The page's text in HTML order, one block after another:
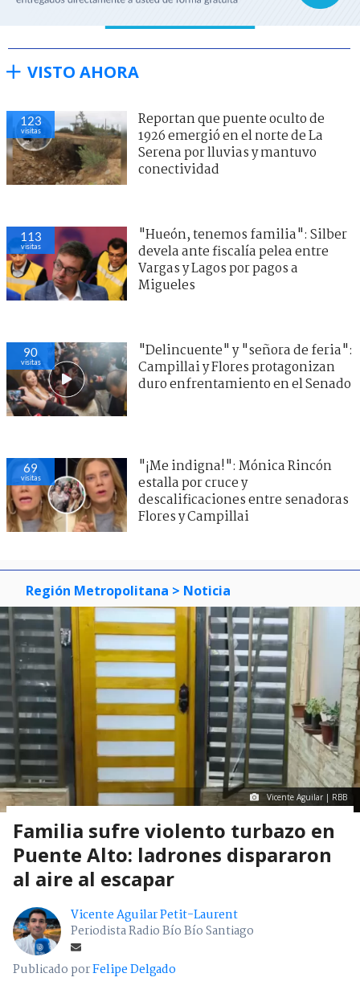
VISTO AHORA
123
visitas
Reportan que puente oculto de
1926 emergió en el norte de La
Serena por lluvias y mantuvo
conectividad
113
visitas
"Hueón, tenemos familia": Silber
devela ante fiscalía pelea entre
Vargas y Lagos por pagos a
Migueles
90
visitas
"Delincuente" y "señora de feria":
Campillai y Flores protagonizan
duro enfrentamiento en el Senado
69
visitas
"¡Me indigna!": Mónica Rincón
estalla por cruce y
descalificaciones entre senadoras
Flores y Campillai
Región Metropolitana > Noticia
Vicente Aguilar | RBB
Familia sufre violento turbazo en
Puente Alto: ladrones dispararon
al aire al escapar
Vicente Aguilar Petit-Laurent
Periodista Radio Bío Bío Santiago
Publicado porFelipe Delgado